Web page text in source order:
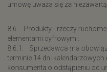
umowę uważa się za niezawartą.
8.6. Produkty - rzeczy
elementami cyfrowymi:
8.6.1. Sprzedawca ma
terminie 14 dni
konsumenta o odstąpieniu od